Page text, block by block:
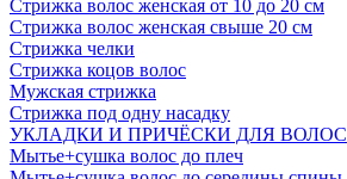
Стрижка волос женская от 10 до 20 см
Стрижка волос женская свыше 20 см
Стрижка челки
Стрижка коцов волос
Мужская стрижка
Стрижка под одну насадку
УКЛАДКИ И ПРИЧЁСКИ ДЛЯ ВОЛОС
Мытье+сушка волос до плеч